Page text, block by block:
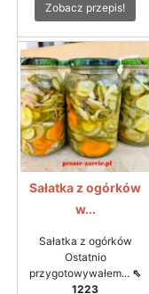
Zobacz przepis!
Sałatka z ogórków
w...
Sałatka z ogórków
Ostatnio
przygotowywałem... ⇖
1223